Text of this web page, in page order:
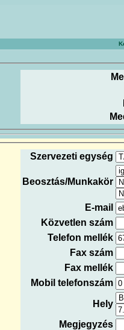
Szervezeti egység
Beosztás/Munkakör
E-mail
Közvetlen szám
Telefon mellék
Fax szám
Fax mellék
Mobil telefonszám
Hely
Megjegyzés